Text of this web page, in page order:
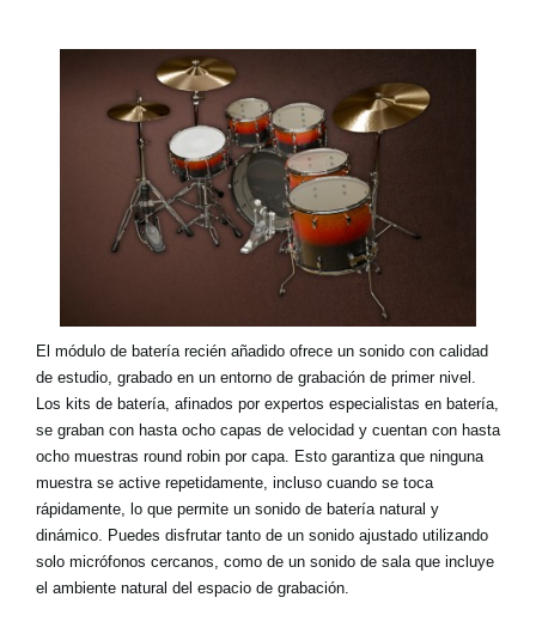
El módulo de batería recién añadido ofrece un sonido con calidad
de estudio, grabado en un entorno de grabación de primer nivel.
Los kits de batería, afinados por expertos especialistas en batería,
se graban con hasta ocho capas de velocidad y cuentan con hasta
ocho muestras round robin por capa. Esto garantiza que ninguna
muestra se active repetidamente, incluso cuando se toca
rápidamente, lo que permite un sonido de batería natural y
dinámico. Puedes disfrutar tanto de un sonido ajustado utilizando
solo micrófonos cercanos, como de un sonido de sala que incluye
el ambiente natural del espacio de grabación.